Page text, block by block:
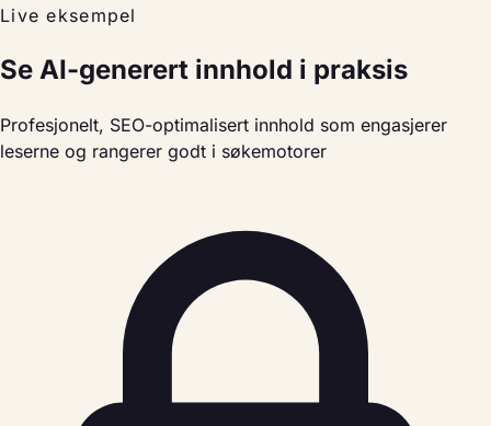
Live eksempel
Se AI-generert innhold i praksis
Profesjonelt, SEO-optimalisert innhold som engasjerer
leserne og rangerer godt i søkemotorer